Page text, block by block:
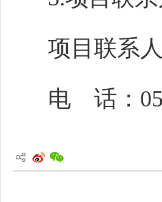
项目联系人
电 话：